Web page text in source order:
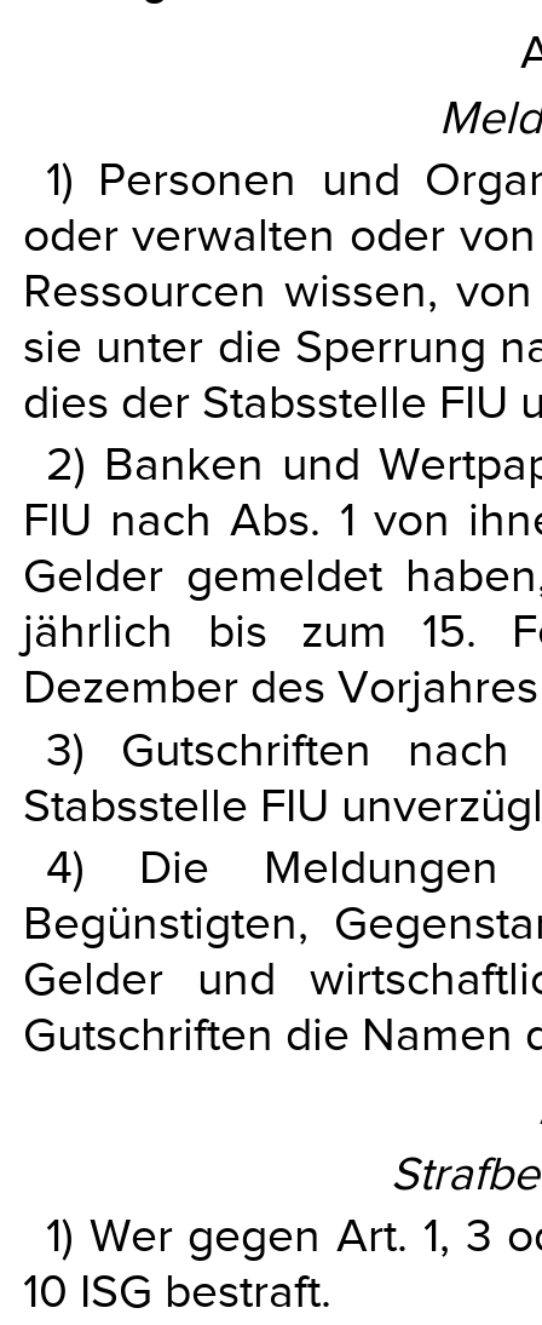
1) Personen und
oder verwalten oder
Ressourcen wissen,
sie unter die Sperrung
dies der Stabsstelle FIU
2) Banken und
FIU nach Abs. 1 von
Gelder gemeldet
jährlich bis zum 15.
Dezember des
3) Gutschriften
Stabsstelle FIU
4) Die
Begünstigten,
Gelder und
Gutschriften die Namen
1) Wer gegen Art. 1, 3
10 ISG bestraft.